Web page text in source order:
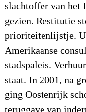
slachtoffer van het
gezien. Restitutie
prioriteitenlijstje.
Amerikaanse
stadspaleis.
staat. In 2001, na
ging Oostenrijk
teruggave van